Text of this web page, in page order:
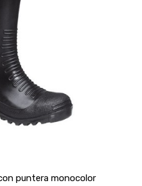
puntera monocolor